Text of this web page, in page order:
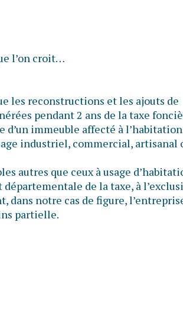
l’on croit…
les reconstructions et les ajouts de
pendant 2 ans de la taxe
d’un immeuble affecté à l’habitation
industriel, commercial, artisanal
autres que ceux à usage
de la taxe, à
dans notre cas de figure,
partielle.